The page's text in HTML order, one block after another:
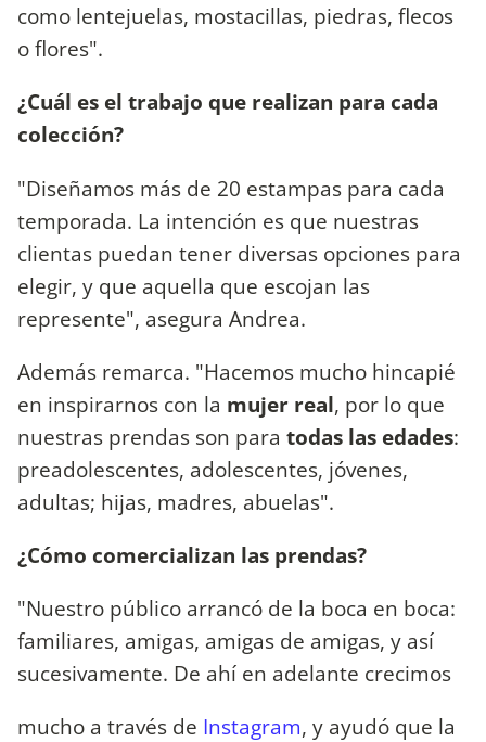
como lentejuelas, mostacillas, piedras, flecos
o flores".
¿Cuál es el trabajo que realizan para cada
colección?
"Diseñamos más de 20 estampas para cada
temporada. La intención es que nuestras
clientas puedan tener diversas opciones para
elegir, y que aquella que escojan las
represente", asegura Andrea.
Además remarca. "Hacemos mucho hincapié
en inspirarnos con la mujer real, por lo que
nuestras prendas son para todas las edades:
preadolescentes, adolescentes, jóvenes,
adultas; hijas, madres, abuelas".
¿Cómo comercializan las prendas?
"Nuestro público arrancó de la boca en boca:
familiares, amigas, amigas de amigas, y así
sucesivamente. De ahí en adelante crecimos
mucho a través de Instagram, y ayudó que la